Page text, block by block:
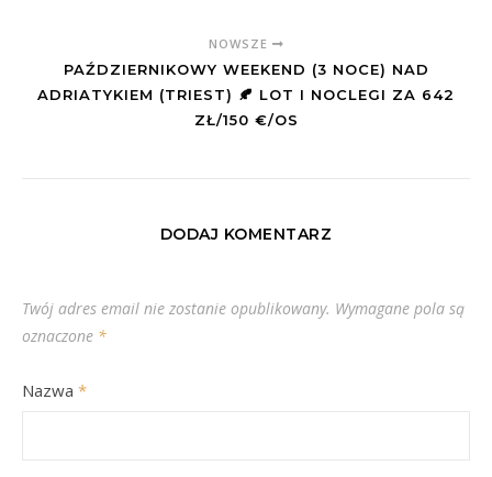
NOWSZE
PAŹDZIERNIKOWY WEEKEND (3 NOCE) NAD
ADRIATYKIEM (TRIEST) 🍂 LOT I NOCLEGI ZA 642
ZŁ/150 €/OS
DODAJ KOMENTARZ
Twój adres email nie zostanie opublikowany. Wymagane pola są
oznaczone *
Nazwa *